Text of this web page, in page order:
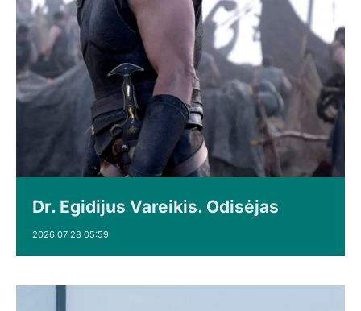
Dr. Egidijus Vareikis. Odisėjas
2026 07 28 05:59